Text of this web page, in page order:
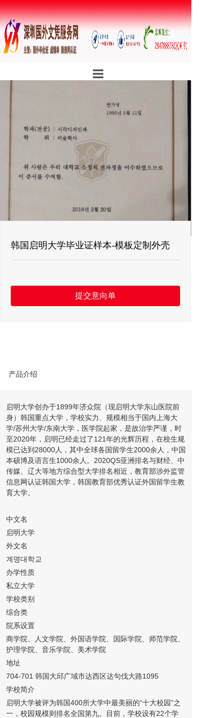
韩国启明大学毕业证样本-模板定制外壳
提交意向单
产品介绍
启明大学创办于1899年济众院（现启明大学东山医院前
身） 韩国重点大学，学校实力、规模相当于国内上海大
学/苏州大学/东南大学，医学院起家，是故治学严谨，时
至2020年，启明已经走过了121年的光辉历程，在校生规
模已达到28000人，其中全球各国留学生2000余人，中国
本硕博及语言生1000余人。2020QS亚洲排名与财经、中
传媒、辽大等地方综合型大学排名相近，教育部涉外监管
信息网认证韩国大学，韩国教育部优秀认证外国留学生教
育大学。
中文名
启明大学
外文名
계명대학교
办学性质
私立大学
学校类别
综合类
院系设置
商学院、人文学院、外国语学院、国际学院、师范学院、
护理学院、音乐学院、美术学院
地址
704-701 韩国大邱广域市达西区达句伐大路1095
学校简介
启明大学被评为韩国400所大学中最美丽的“十大校园”之
一，校园规模则排名全国第九。目前，学校设有22个学
行业资讯
证书样本
定制流程